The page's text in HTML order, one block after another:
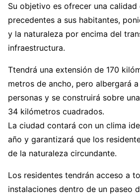
Su objetivo es ofrecer una calidad
precedentes a sus habitantes,
y la naturaleza por encima del
infraestructura.
Ttendrá una extensión de 170
metros de ancho, pero albergará
personas y se construirá sobre
34 kilómetros cuadrados.
La ciudad contará con un clima
año y garantizará que los
de la naturaleza circundante.
Los residentes tendrán acceso a
instalaciones dentro de un paseo